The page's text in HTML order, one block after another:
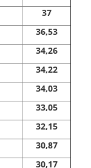
37
36,53
34,26
34,22
34,03
33,05
32,15
30,87
30,17